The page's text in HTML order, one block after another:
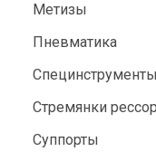
Метизы
Пневматика
Специнструменты
Стремянки рессор
Суппорты